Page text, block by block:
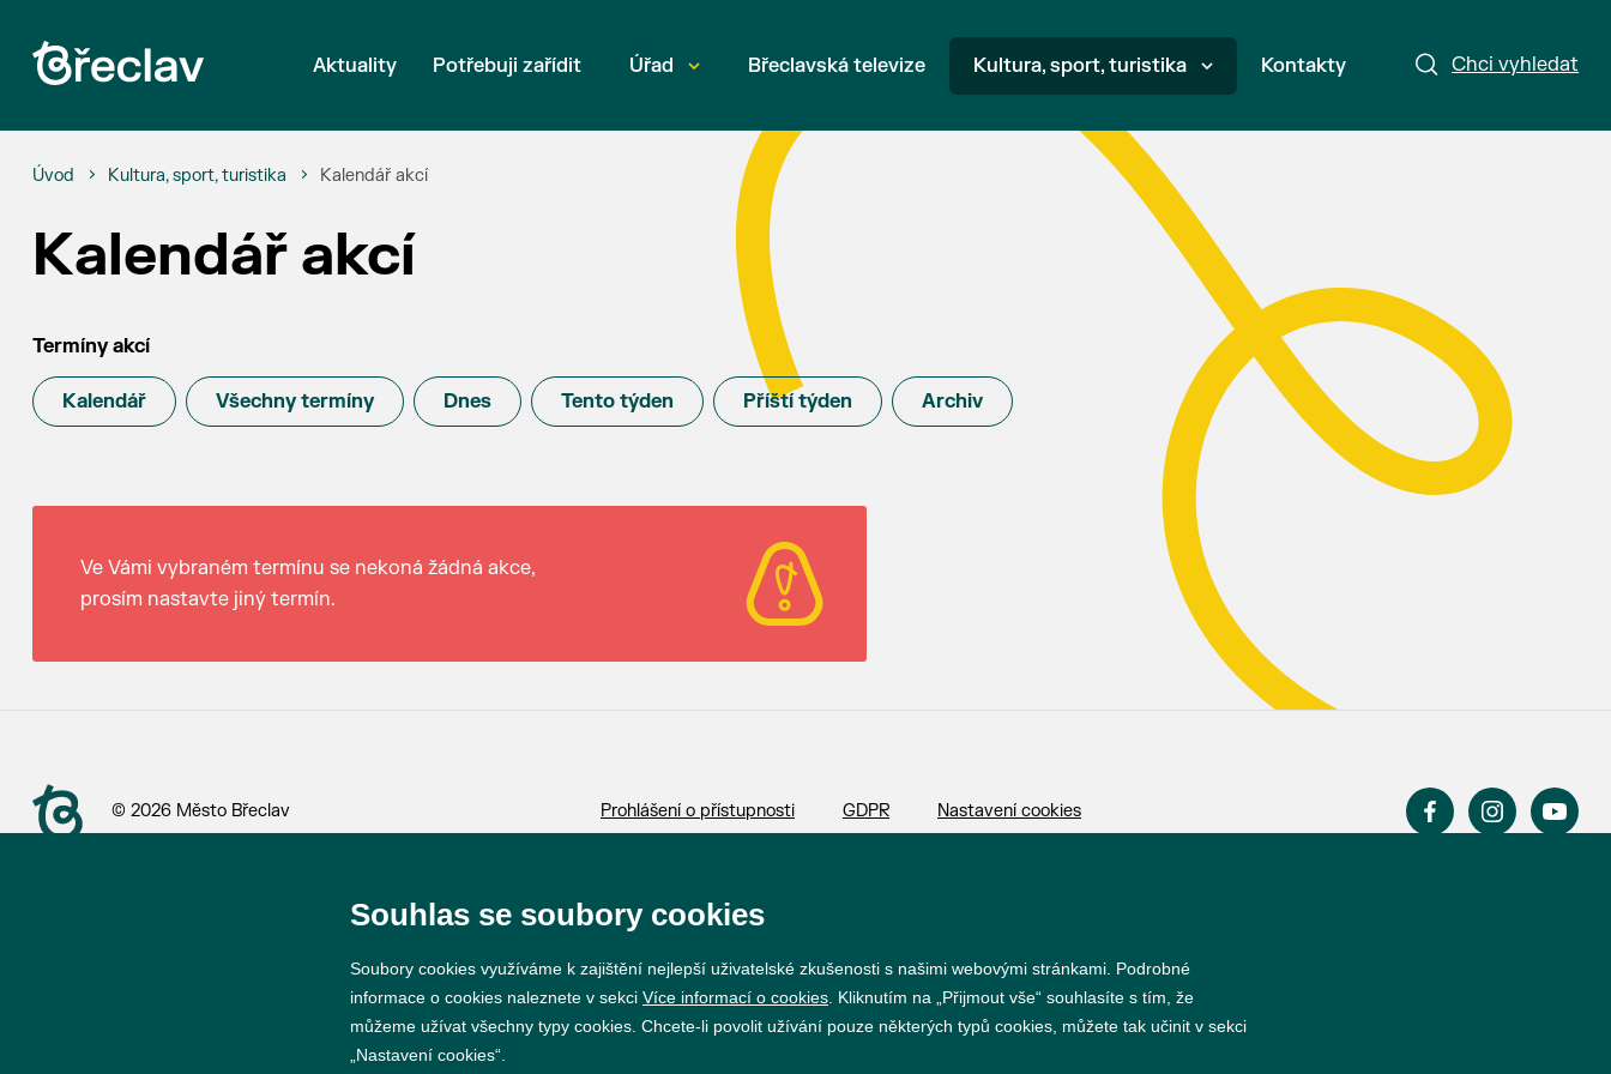
Chci vyhledat
Aktuality Potřebuji zařídit Úřad Břeclavská televize Kultura, sport, turistika Kontakty
Úvod Kultura, sport, turistika Kalendář akcí
Kalendář akcí
Termíny akcí
Kalendář Všechny termíny Dnes Tento týden Příští týden Archiv
Ve Vámi vybraném termínu se nekoná žádná akce,
prosím nastavte jiný termín.
© 2026 Město Břeclav Prohlášení o přístupnosti GDPR Nastavení cookies
Souhlas se soubory cookies
Soubory cookies využíváme k zajištění nejlepší uživatelské zkušenosti s našimi webovými stránkami. Podrobné
informace o cookies naleznete v sekci Více informací o cookies . Kliknutím na „Přijmout vše“ souhlasíte s tím, že
můžeme užívat všechny typy cookies. Chcete-li povolit užívání pouze některých typů cookies, můžete tak učinit v sekci
„Nastavení cookies“.